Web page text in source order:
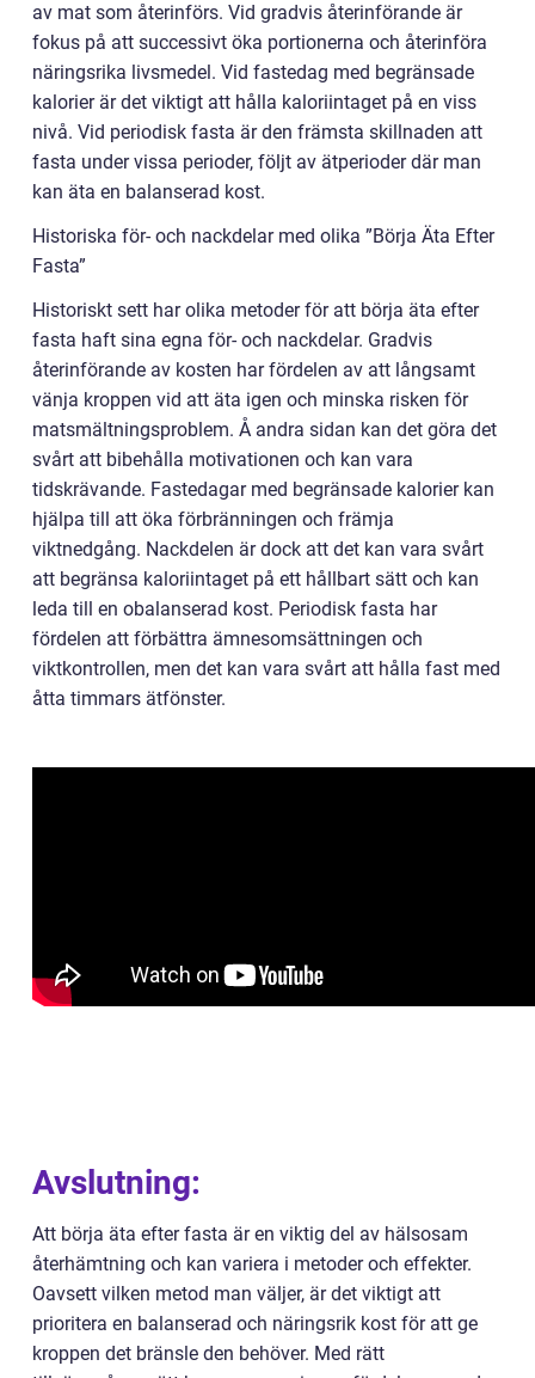
av mat som återinförs. Vid gradvis återinförande är
fokus på att successivt öka portionerna och återinföra
näringsrika livsmedel. Vid fastedag med begränsade
kalorier är det viktigt att hålla kaloriintaget på en viss
nivå. Vid periodisk fasta är den främsta skillnaden att
fasta under vissa perioder, följt av ätperioder där man
kan äta en balanserad kost.
Historiska för- och nackdelar med olika ”Börja Äta Efter
Fasta”
Historiskt sett har olika metoder för att börja äta efter
fasta haft sina egna för- och nackdelar. Gradvis
återinförande av kosten har fördelen av att långsamt
vänja kroppen vid att äta igen och minska risken för
matsmältningsproblem. Å andra sidan kan det göra det
svårt att bibehålla motivationen och kan vara
tidskrävande. Fastedagar med begränsade kalorier kan
hjälpa till att öka förbränningen och främja
viktnedgång. Nackdelen är dock att det kan vara svårt
att begränsa kaloriintaget på ett hållbart sätt och kan
leda till en obalanserad kost. Periodisk fasta har
fördelen att förbättra ämnesomsättningen och
viktkontrollen, men det kan vara svårt att hålla fast med
åtta timmars ätfönster.
Avslutning:
Att börja äta efter fasta är en viktig del av hälsosam
återhämtning och kan variera i metoder och effekter.
Oavsett vilken metod man väljer, är det viktigt att
prioritera en balanserad och näringsrik kost för att ge
kroppen det bränsle den behöver. Med rätt